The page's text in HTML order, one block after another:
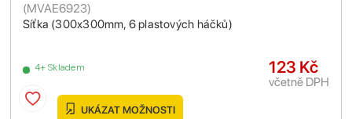
Síťka (300x300mm, 6 plastových háčků)
(MVAE6923)
4+ Skladem 123 Kč
včetně DPH
UKÁZAT MOŽNOSTI